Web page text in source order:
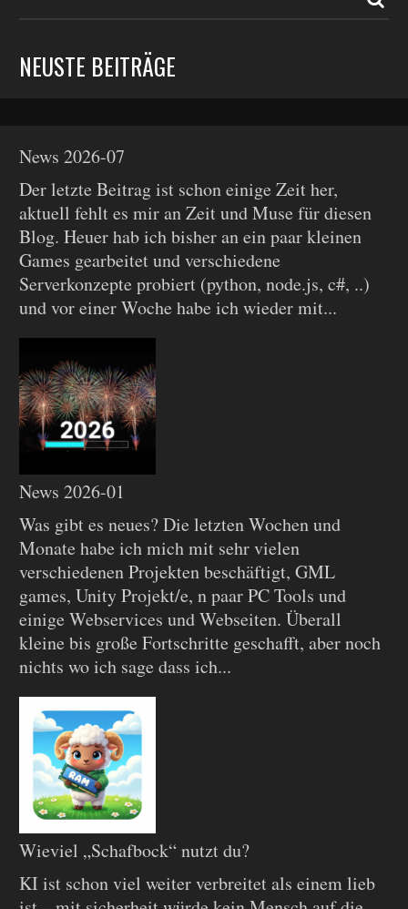
NEUSTE BEITRÄGE
News 2026-07
Der letzte Beitrag ist schon einige Zeit her,
aktuell fehlt es mir an Zeit und Muse für diesen
Blog. Heuer hab ich bisher an ein paar kleinen
Games gearbeitet und verschiedene
Serverkonzepte probiert (python, node.js, c#, ..)
und vor einer Woche habe ich wieder mit...
News 2026-01
Was gibt es neues? Die letzten Wochen und
Monate habe ich mich mit sehr vielen
verschiedenen Projekten beschäftigt, GML
games, Unity Projekt/e, n paar PC Tools und
einige Webservices und Webseiten. Überall
kleine bis große Fortschritte geschafft, aber noch
nichts wo ich sage dass ich...
Wieviel „Schafbock“ nutzt du?
KI ist schon viel weiter verbreitet als einem lieb